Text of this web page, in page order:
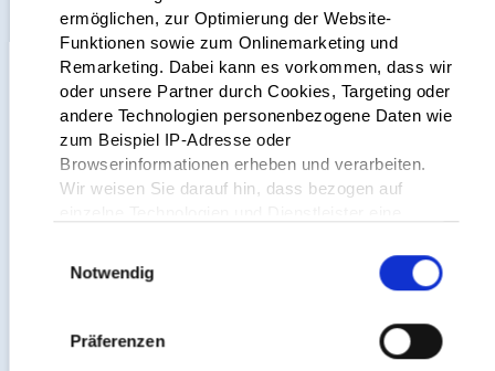
ermöglichen, zur Optimierung der Website-
Funktionen sowie zum Onlinemarketing und
Remarketing. Dabei kann es vorkommen, dass wir
oder unsere Partner durch Cookies, Targeting oder
andere Technologien personenbezogene Daten wie
zum Beispiel IP-Adresse oder
Browserinformationen erheben und verarbeiten.
Wir weisen Sie darauf hin, dass bezogen auf
Genauere Informationen finden Sie in unserer
Datenschutzerklärung und den
Da wir Ihre Privatsphäre schätzen, bitten wir Sie
Notwendig
Präferenzen
Wörthstraße 15
36037 Fulda
Verbraucher­streit­beilegung/Universal­
Wir sind nicht bereit oder verpflichtet, an